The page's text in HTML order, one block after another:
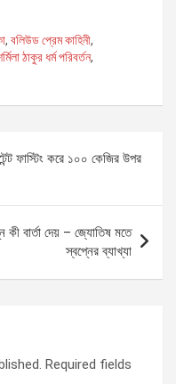
, বলিউড প্রেম কাহিনী,
ঠাকুর ধর্ম পরিবর্তন,
ফাস্টিং করে ১০০ কেজির উপর
বার্তা দেয় – জ্যোতিষ মতে
স্বপ্নের ব্যাখ্যা
Required fields